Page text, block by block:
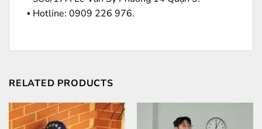
▪️ Hotline: ‭0909 226 976.
RELATED PRODUCTS